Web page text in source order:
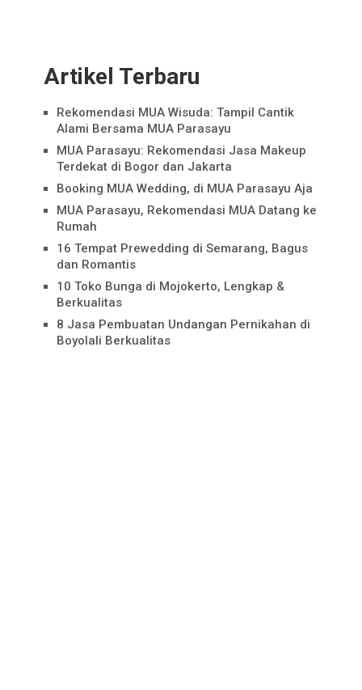
Artikel Terbaru
Rekomendasi MUA Wisuda: Tampil Cantik
Alami Bersama MUA Parasayu
MUA Parasayu: Rekomendasi Jasa Makeup
Terdekat di Bogor dan Jakarta
Booking MUA Wedding, di MUA Parasayu Aja
MUA Parasayu, Rekomendasi MUA Datang ke
Rumah
16 Tempat Prewedding di Semarang, Bagus
dan Romantis
10 Toko Bunga di Mojokerto, Lengkap &
Berkualitas
8 Jasa Pembuatan Undangan Pernikahan di
Boyolali Berkualitas